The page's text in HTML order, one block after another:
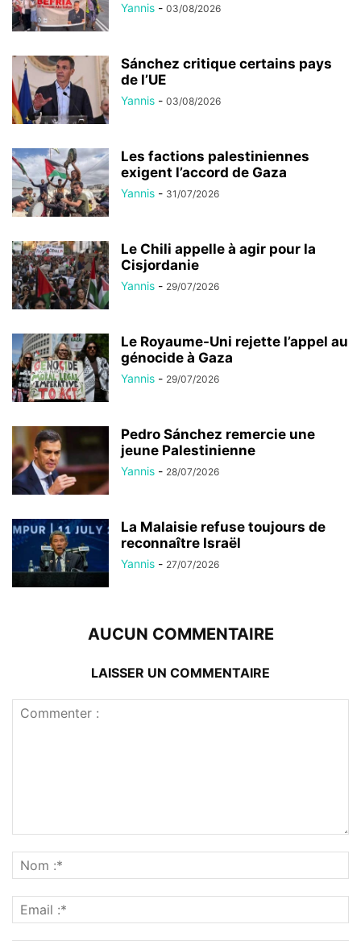
Yannis - 03/08/2026
Sánchez critique certains pays
de l’UE
Yannis - 03/08/2026
Les factions palestiniennes
exigent l’accord de Gaza
Yannis - 31/07/2026
Le Chili appelle à agir pour la
Cisjordanie
Yannis - 29/07/2026
Le Royaume-Uni rejette l’appel au
génocide à Gaza
Yannis - 29/07/2026
Pedro Sánchez remercie une
jeune Palestinienne
Yannis - 28/07/2026
La Malaisie refuse toujours de
reconnaître Israël
Yannis - 27/07/2026
AUCUN COMMENTAIRE
LAISSER UN COMMENTAIRE